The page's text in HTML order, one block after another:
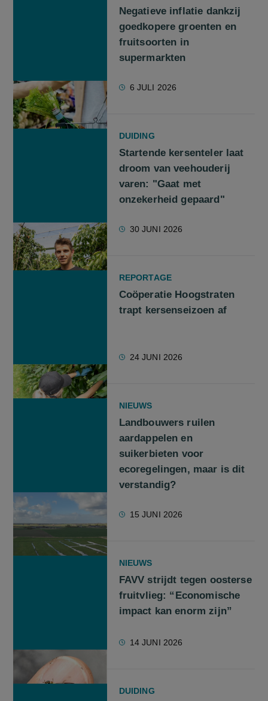
Negatieve inflatie dankzij
goedkopere groenten en
fruitsoorten in
supermarkten
6 JULI 2026
DUIDING
Startende kersenteler laat
droom van veehouderij
varen: "Gaat met
onzekerheid gepaard"
30 JUNI 2026
REPORTAGE
Coöperatie Hoogstraten
trapt kersenseizoen af
24 JUNI 2026
NIEUWS
Landbouwers ruilen
aardappelen en
suikerbieten voor
ecoregelingen, maar is dit
verstandig?
15 JUNI 2026
NIEUWS
FAVV strijdt tegen oosterse
fruitvlieg: “Economische
impact kan enorm zijn”
14 JUNI 2026
DUIDING